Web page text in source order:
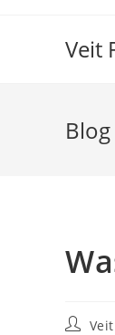
Veit
Blog
Veit